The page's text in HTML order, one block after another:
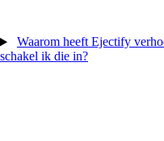
Waarom heeft Ejectify
schakel ik die in?